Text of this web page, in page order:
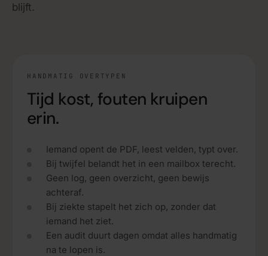
blijft.
HANDMATIG OVERTYPEN
Tijd kost, fouten kruipen
erin.
Iemand opent de PDF, leest velden, typt over.
Bij twijfel belandt het in een mailbox terecht.
Geen log, geen overzicht, geen bewijs
achteraf.
Bij ziekte stapelt het zich op, zonder dat
iemand het ziet.
Een audit duurt dagen omdat alles handmatig
na te lopen is.